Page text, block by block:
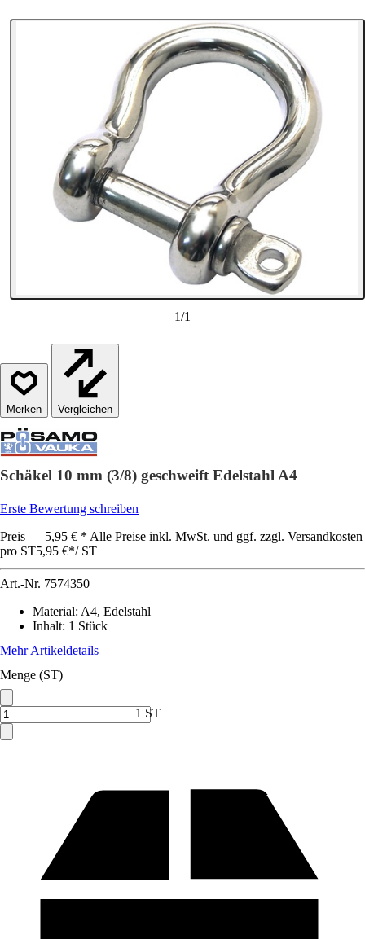
1/1
Vergleichen
Schäkel 10 mm (3/8) geschweift Edelstahl A4
Erste Bewertung schreiben
Preis — 5,95 € * Alle Preise inkl. MwSt. und ggf. zzgl. Versandkosten
pro ST5,95 €*/ ST
Art.-Nr. 7574350
Material: A4, Edelstahl
Inhalt: 1 Stück
Mehr Artikeldetails
Menge (ST)
1 ST